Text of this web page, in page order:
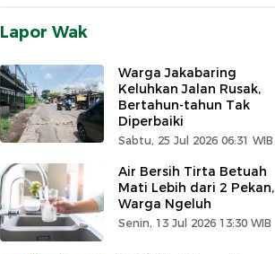
Lapor Wak
Warga Jakabaring
Keluhkan Jalan Rusak,
Bertahun-tahun Tak
Diperbaiki
Sabtu, 25 Jul 2026 06:31 WIB
Air Bersih Tirta Betuah
Mati Lebih dari 2 Pekan,
Warga Ngeluh
Senin, 13 Jul 2026 13:30 WIB